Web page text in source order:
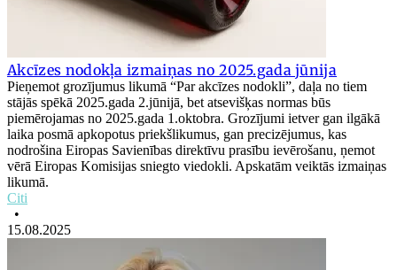
Akcīzes nodokļa izmaiņas no 2025.gada jūnija
Pieņemot grozījumus likumā “Par akcīzes nodokli”, daļa no tiem
stājās spēkā 2025.gada 2.jūnijā, bet atsevišķas normas būs
piemērojamas no 2025.gada 1.oktobra. Grozījumi ietver gan ilgākā
laika posmā apkopotus priekšlikumus, gan precizējumus, kas
nodrošina Eiropas Savienības direktīvu prasību ievērošanu, ņemot
vērā Eiropas Komisijas sniegto viedokli. Apskatām veiktās izmaiņas
likumā.
Citi
•
15.08.2025